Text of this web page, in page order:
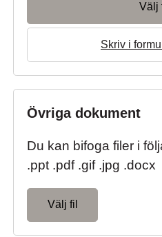
Välj
Skriv i
Övriga dokument
Du kan bifoga filer i
.ppt .pdf .gif .jpg .docx
Välj fil